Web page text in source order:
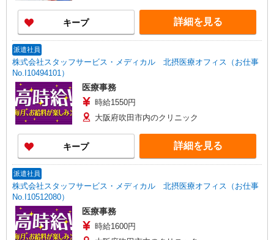
キープ 詳細を見る
派遣社員
株式会社スタッフサービス・メディカル 北摂医療オフィス（お仕事
No.I10494101）
医療事務
時給1550円
大阪府吹田市内のクリニック
キープ 詳細を見る
派遣社員
株式会社スタッフサービス・メディカル 北摂医療オフィス（お仕事
No.I10512080）
医療事務
時給1600円